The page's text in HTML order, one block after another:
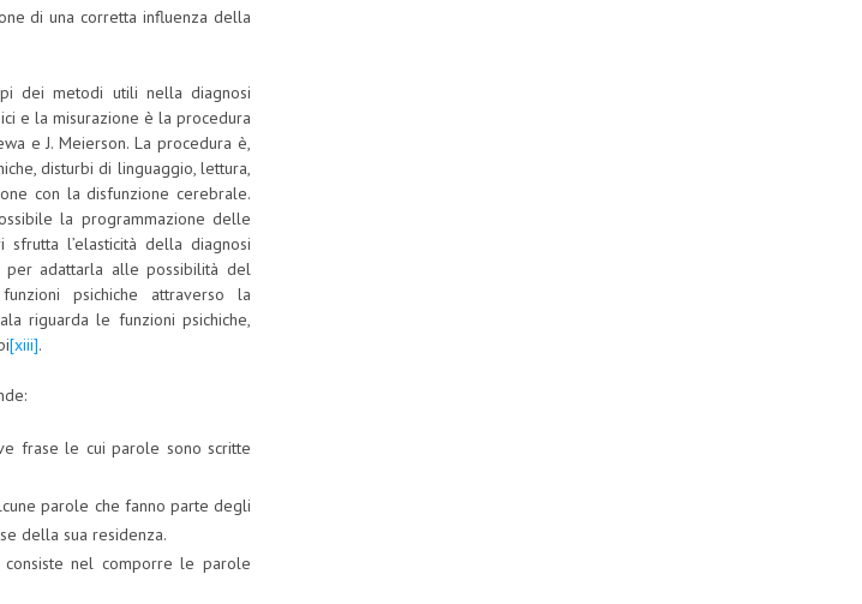
di una corretta influenza della
dei metodi utili nella diagnosi
e la misurazione è la procedura
e J. Meierson. La procedura è,
disturbi di linguaggio, lettura,
con la disfunzione cerebrale.
la programmazione delle
l’elasticità della diagnosi
per adattarla alle possibilità del
psichiche attraverso la
riguarda le funzioni psichiche,
[xiii].
frase le cui parole sono scritte
parole che fanno parte degli
della sua residenza.
nel comporre le parole